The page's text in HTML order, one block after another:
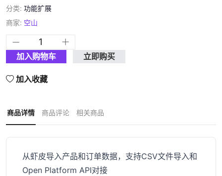
分类: 功能扩展
商家: 空山
加入购物车 立即购买
加入收藏
商品详情 商品评论 相关商品
从虾皮导入产品和订单数据，支持CSV文件导入和
Open Platform API对接